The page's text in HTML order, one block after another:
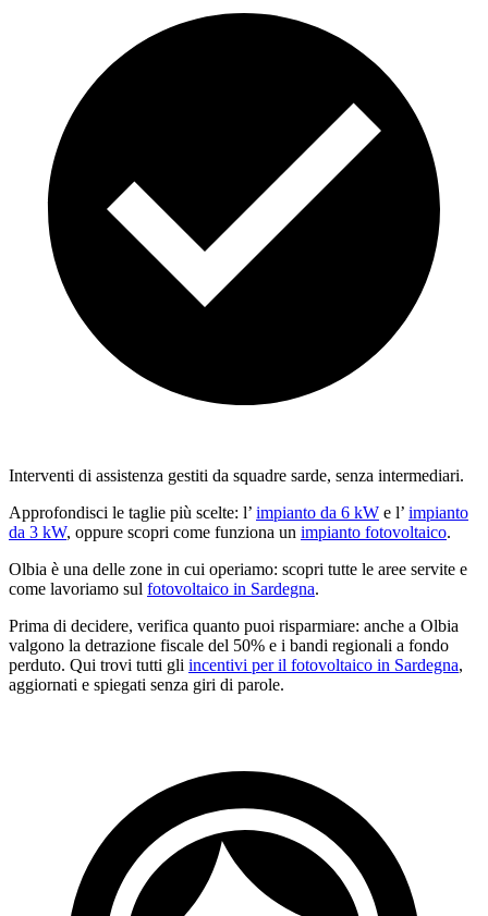
Interventi di assistenza gestiti da squadre sarde, senza intermediari.
Approfondisci le taglie più scelte: l’ impianto da 6 kW e l’ impianto
da 3 kW, oppure scopri come funziona un impianto fotovoltaico.
Olbia è una delle zone in cui operiamo: scopri tutte le aree servite e
come lavoriamo sul fotovoltaico in Sardegna.
Prima di decidere, verifica quanto puoi risparmiare: anche a Olbia
valgono la detrazione fiscale del 50% e i bandi regionali a fondo
perduto. Qui trovi tutti gli incentivi per il fotovoltaico in Sardegna,
aggiornati e spiegati senza giri di parole.